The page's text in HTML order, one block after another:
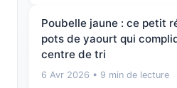
Poubelle jaune : ce petit
pots de yaourt qui
centre de tri
6 Avr 2026 • 9 min de lecture